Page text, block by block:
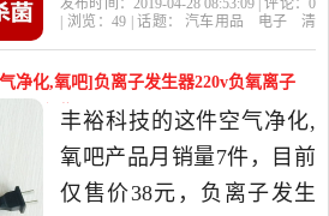
清洗,改装当中性价比很高
的车用氧吧,空气净化器，
由福建 厦门发货。
发布时间：2019-04-28 08:53:09 | 评论： 0
| 浏览：49 | 话题： 汽车用品 电子
清
净化,氧吧]负离子发生器220v负氧离子
7件仅售38元
丰裕科技的这件空气净化,
氧吧产品月销量7件，目前
仅售价38元，负离子发生